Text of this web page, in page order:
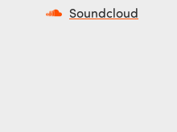
Soundcloud